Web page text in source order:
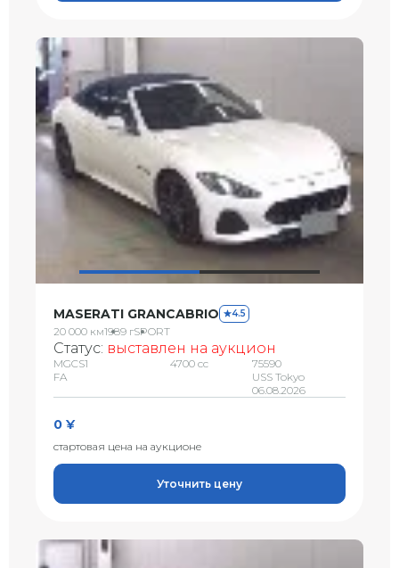
MASERATI GRANCABRIO 4.5
20 000 км1989 гSPORT
Статус: выставлен на аукцион
MGCS1
FA
4700 сс
75590
USS Tokyo
06.08.2026
0 ¥
стартовая цена на аукционе
Уточнить цену